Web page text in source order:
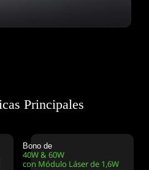
Principales
Bono de
40W & 60W
con Módulo Láser de 1,6W